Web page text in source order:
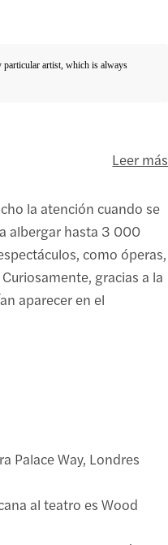
particular artist, which is always
Leer más
la atención cuando se
albergar hasta 3 000
como óperas,
gracias a la
aparecer en el
Palace Way, Londres
al teatro es Wood